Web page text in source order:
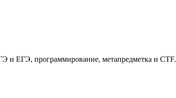
и ЕГЭ, программирование, метапредметка и CTF.